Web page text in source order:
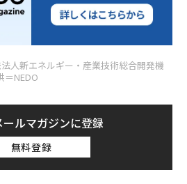
人新エネルギー・産業技術総合開発機
NEDO
ルマガジンに登録
無料登録